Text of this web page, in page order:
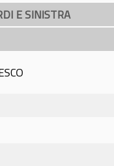
E SINISTRA